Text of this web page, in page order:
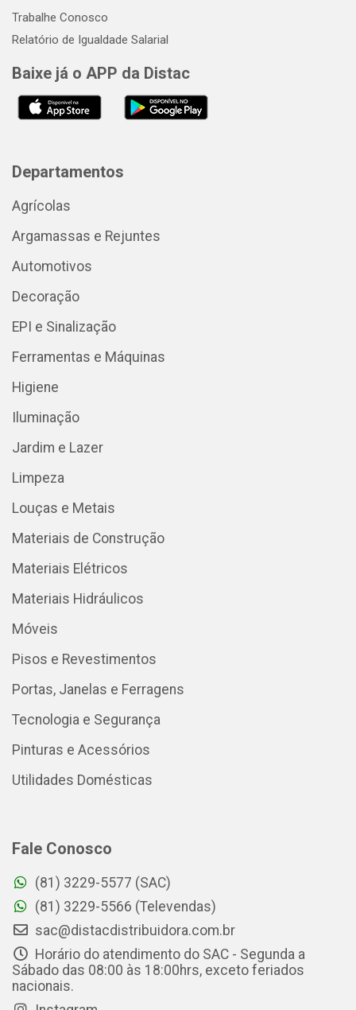
Trabalhe Conosco
Relatório de Igualdade Salarial
Baixe já o APP da Distac
Departamentos
Agrícolas
Argamassas e Rejuntes
Automotivos
Decoração
EPI e Sinalização
Ferramentas e Máquinas
Higiene
Iluminação
Jardim e Lazer
Limpeza
Louças e Metais
Materiais de Construção
Materiais Elétricos
Materiais Hidráulicos
Móveis
Pisos e Revestimentos
Portas, Janelas e Ferragens
Tecnologia e Segurança
Pinturas e Acessórios
Utilidades Domésticas
Fale Conosco
(81) 3229-5577 (SAC)
(81) 3229-5566 (Televendas)
sac@distacdistribuidora.com.br
Horário do atendimento do SAC - Segunda a
Sábado das 08:00 às 18:00hrs, exceto feriados
nacionais.